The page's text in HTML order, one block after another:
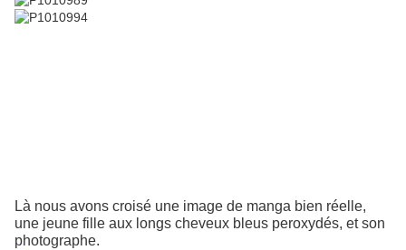
Là nous avons croisé une image de manga bien réelle,
une jeune fille aux longs cheveux bleus peroxydés, et son
photographe.